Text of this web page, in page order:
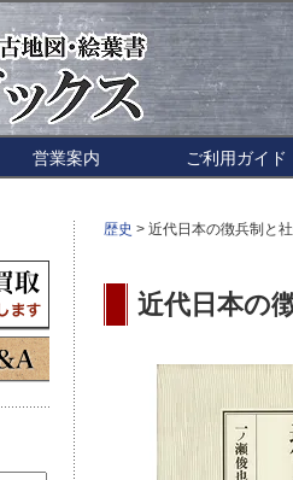
営業案内 ご利用ガイド
歴史 > 近代日本の徴兵制と
近代日本の